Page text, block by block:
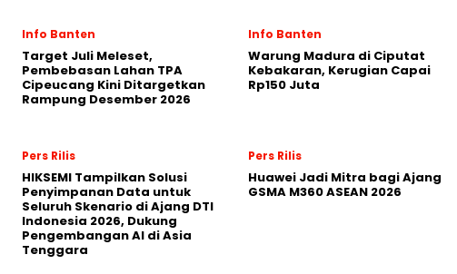
Info Banten
Target Juli Meleset,
Pembebasan Lahan TPA
Cipeucang Kini Ditargetkan
Rampung Desember 2026
Info Banten
Warung Madura di Ciputat
Kebakaran, Kerugian Capai
Rp150 Juta
Pers Rilis
HIKSEMI Tampilkan Solusi
Penyimpanan Data untuk
Seluruh Skenario di Ajang DTI
Indonesia 2026, Dukung
Pengembangan AI di Asia
Tenggara
Pers Rilis
Huawei Jadi Mitra bagi Ajang
GSMA M360 ASEAN 2026